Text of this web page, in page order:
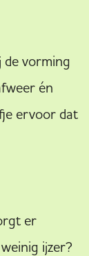
de vorming
én
ervoor dat
er
ijzer?